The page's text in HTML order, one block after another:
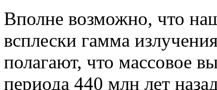
Вполне возможно, что
всплески гамма
полагают, что массовое
периода 440 млн лет